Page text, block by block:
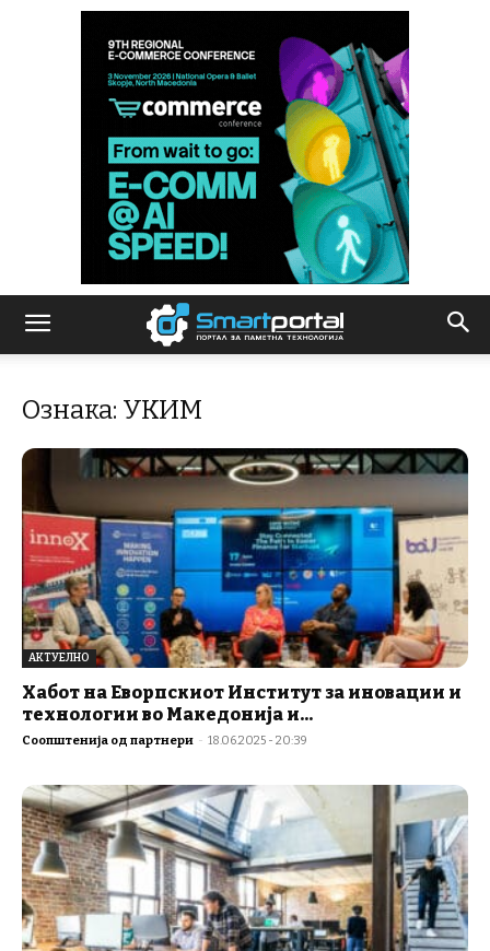
Ознака: УКИМ
АКТУЕЛНО
Хабот на Еворпскиот Институт за иновации и
технологии во Македонија и...
Соопштенија од партнери - 18.06.2025 - 20:39